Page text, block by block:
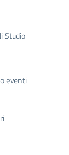
Studio
eventi